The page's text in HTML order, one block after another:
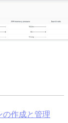
作成と管理